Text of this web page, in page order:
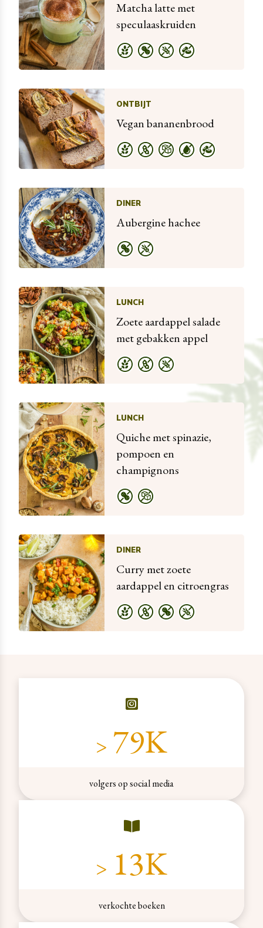
Matcha latte met
speculaaskruiden
ONTBIJT
Vegan bananenbrood
DINER
Aubergine hachee
LUNCH
Zoete aardappel salade
met gebakken appel
LUNCH
Quiche met spinazie,
pompoen en
champignons
DINER
Curry met zoete
aardappel en citroengras
>129K
volgers op social media
> 21K
verkochte boeken